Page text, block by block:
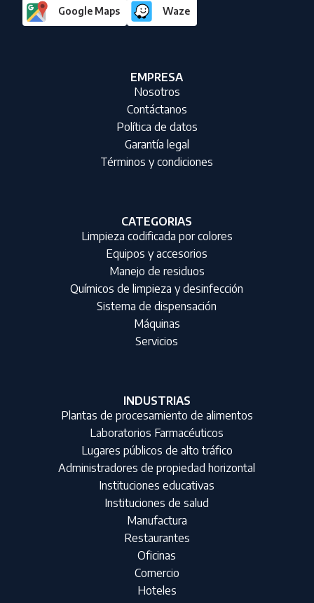
Google Maps Waze
EMPRESA
Nosotros
Contáctanos
Política de datos
Garantía legal
Términos y condiciones
CATEGORIAS
Limpieza codificada por colores
Equipos y accesorios
Manejo de residuos
Químicos de limpieza y desinfección
Sistema de dispensación
Máquinas
Servicios
INDUSTRIAS
Plantas de procesamiento de alimentos
Laboratorios Farmacéuticos
Lugares públicos de alto tráfico
Administradores de propiedad horizontal
Instituciones educativas
Instituciones de salud
Manufactura
Restaurantes
Oficinas
Comercio
Hoteles